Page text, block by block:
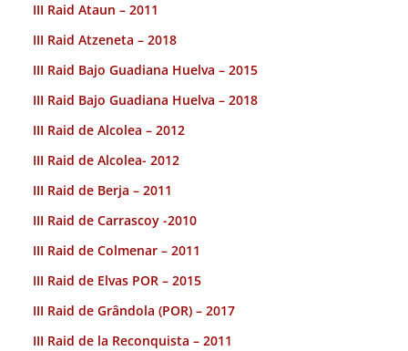
III Raid Ataun – 2011
III Raid Atzeneta – 2018
III Raid Bajo Guadiana Huelva – 2015
III Raid Bajo Guadiana Huelva – 2018
III Raid de Alcolea – 2012
III Raid de Alcolea- 2012
III Raid de Berja – 2011
III Raid de Carrascoy -2010
III Raid de Colmenar – 2011
III Raid de Elvas POR – 2015
III Raid de Grândola (POR) – 2017
III Raid de la Reconquista – 2011